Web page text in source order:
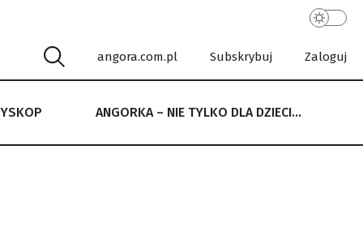
angora.com.pl Subskrybuj Zaloguj
ANGORKA – NIE TYLKO DLA DZIECI…
NIE TYLKO DLA DZIECI…